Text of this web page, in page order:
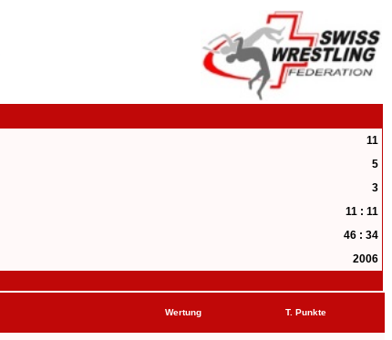
11
5
3
11 : 11
46 : 34
2006
Wertung T. Punkte